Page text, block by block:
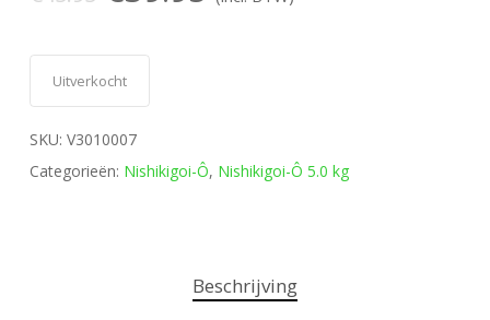
was:
€45.95.
Uitverkocht
SKU: V3010007
Categorieën: Nishikigoi-Ô, Nishikigoi-Ô 5.0 kg
Beschrijving